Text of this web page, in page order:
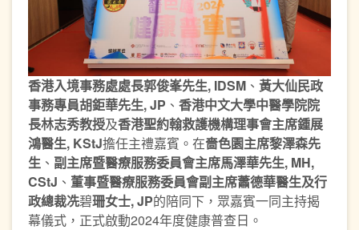
香港入境事務處處長郭俊峯先生, IDSM 、 黃大仙民政
事務專員胡鉅華先生, JP 、 香港中文大學中醫學院院
長林志秀教授及香港聖約翰救護機構理事會主席鍾展
鴻醫生, KStJ擔任主禮嘉賓。在嗇色園主席黎澤森先
生 、 副主席暨醫療服務委員會主席馬澤華先生, MH,
CStJ 、 董事暨醫療服務委員會副主席蕭德華醫生及行
政總裁冼碧珊女士, JP的陪同下，眾嘉賓一同主持揭
幕儀式，正式啟動2024年度健康普查日。